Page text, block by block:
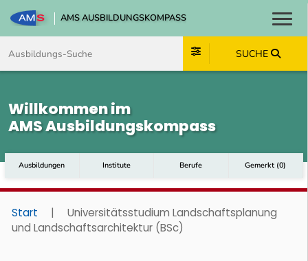
AMS AUSBILDUNGSKOMPASS
SUCHE
Willkommen im
AMS Ausbildungskompass
Ausbildungen Institute Berufe Gemerkt (0)
Start |
Universitätsstudium Landschaftsplanung
und Landschaftsarchitektur (BSc)